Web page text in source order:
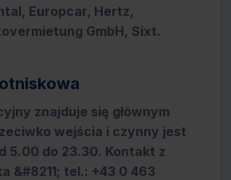
Europcar, Hertz,
GmbH, Sixt.
znajduje się głównym
wejścia i czynny jest
5.00 do 23.30. Kontakt z
&#8211; tel.: +43 0 463